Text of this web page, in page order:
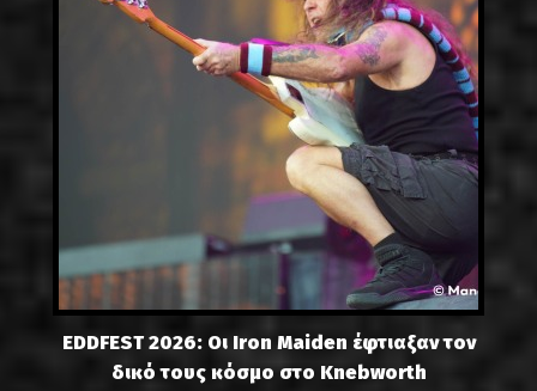
EDDFEST 2026: Οι Iron Maiden έφτιαξαν τον
δικό τους κόσμο στο Knebworth